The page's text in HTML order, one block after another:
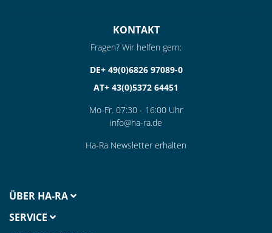
KONTAKT
Fragen? Wir helfen gern:
DE+ 49(0)6826 97089-0
AT+ 43(0)5372 64451
Mo-Fr. 07:30 - 16:00 Uhr
info@ha-ra.de
Ha-Ra Newsletter erhalten
ÜBER HA-RA
SERVICE